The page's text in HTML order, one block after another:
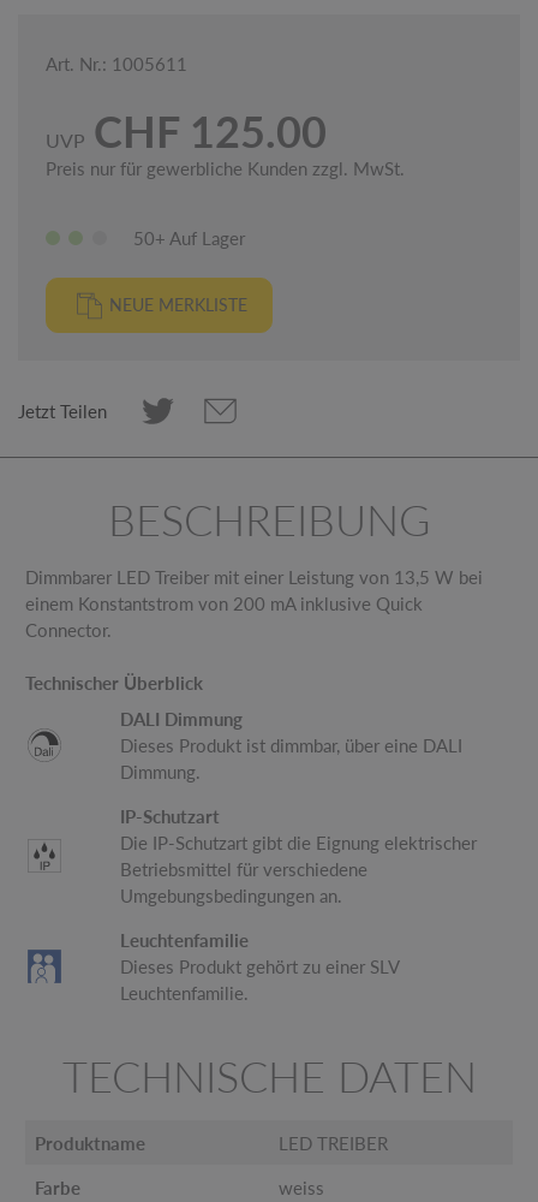
Art. Nr.: 1005611
UVP CHF 125.00
Preis nur für gewerbliche Kunden zzgl. MwSt.
50+ Auf Lager
NEUE MERKLISTE
Jetzt Teilen
BESCHREIBUNG
Dimmbarer LED Treiber mit einer Leistung von 13,5 W bei
einem Konstantstrom von 200 mA inklusive Quick
Connector.
Technischer Überblick
DALI Dimmung
Dieses Produkt ist dimmbar, über eine DALI
Dimmung.
IP-Schutzart
Die IP-Schutzart gibt die Eignung elektrischer
Betriebsmittel für verschiedene
Umgebungsbedingungen an.
Leuchtenfamilie
Dieses Produkt gehört zu einer SLV
Leuchtenfamilie.
TECHNISCHE DATEN
Produktname LED TREIBER
Farbe weiss